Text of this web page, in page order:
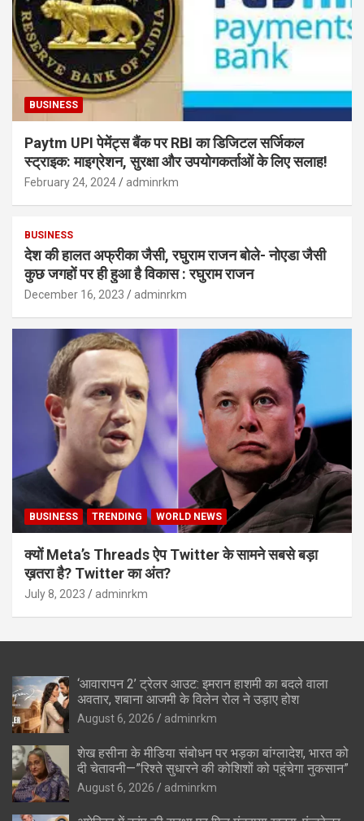
BUSINESS
Paytm UPI पेमेंट्स बैंक पर RBI का डिजिटल सर्जिकल
स्ट्राइक: माइग्रेशन, सुरक्षा और उपयोगकर्ताओं के लिए सलाह!
February 24, 2024 adminrkm
BUSINESS
देश की हालत अफ्रीका जैसी, रघुराम राजन बोले- नोएडा जैसी
कुछ जगहों पर ही हुआ है विकास : रघुराम राजन
December 16, 2023 adminrkm
BUSINESS TRENDING WORLD NEWS
क्यों Meta’s Threads ऐप Twitter के सामने सबसे बड़ा
ख़तरा है? Twitter का अंत?
July 8, 2023 adminrkm
‘आवारापन 2’ ट्रेलर आउट: इमरान हाशमी का बदले वाला
अवतार, शबाना आजमी के विलेन रोल ने उड़ाए होश
August 6, 2026 adminrkm
शेख हसीना के मीडिया संबोधन पर भड़का बांग्लादेश, भारत को
दी चेतावनी—”रिश्ते सुधारने की कोशिशों को पहुंचेगा नुकसान”
August 6, 2026 adminrkm